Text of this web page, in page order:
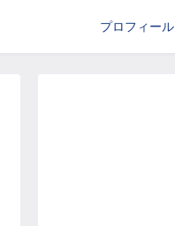
プロフィール